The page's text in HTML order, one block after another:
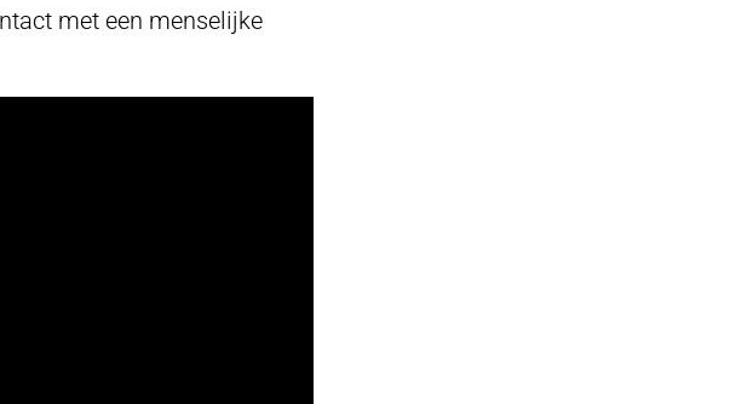
met een menselijke